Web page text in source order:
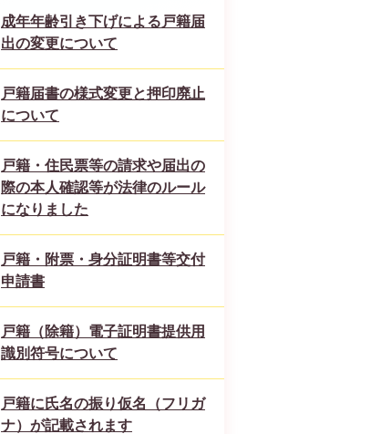
成年年齢引き下げによる戸籍届
出の変更について
戸籍届書の様式変更と押印廃止
について
戸籍・住民票等の請求や届出の
際の本人確認等が法律のルール
になりました
戸籍・附票・身分証明書等交付
申請書
戸籍（除籍）電子証明書提供用
識別符号について
戸籍に氏名の振り仮名（フリガ
ナ）が記載されます